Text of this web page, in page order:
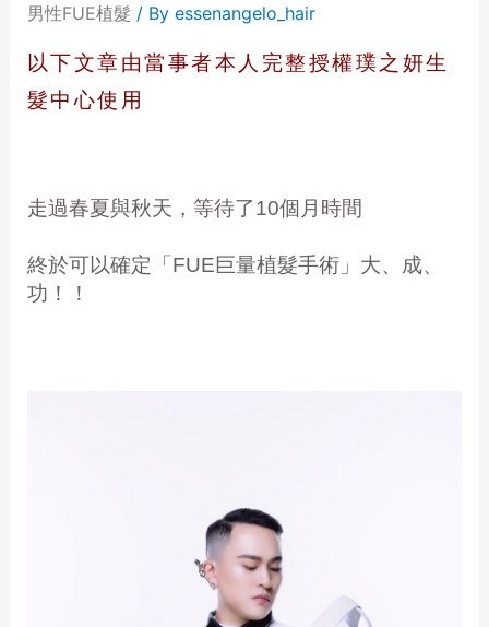
男性FUE植髮 / By essenangelo_hair
以下文章由當事者本人完整授權璞之妍生
髮中心使用
走過春夏與秋天，等待了10個月時間
終於可以確定「FUE巨量植髮手術」大、成、
功！！